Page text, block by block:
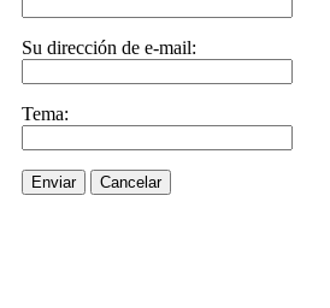
Su dirección de e-mail:
Tema:
Enviar Cancelar